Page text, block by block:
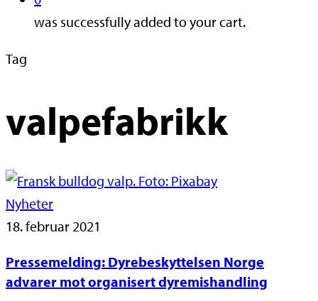
was successfully added to your cart.
Tag
valpefabrikk
Nyheter
18. februar 2021
Pressemelding: Dyrebeskyttelsen Norge
advarer mot organisert dyremishandling